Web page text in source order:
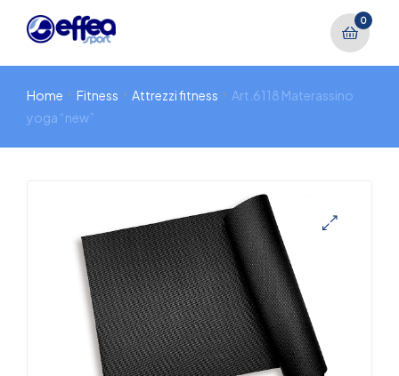
0
Home Fitness Attrezzi fitness
Art.6118 Materassino
yoga “new”